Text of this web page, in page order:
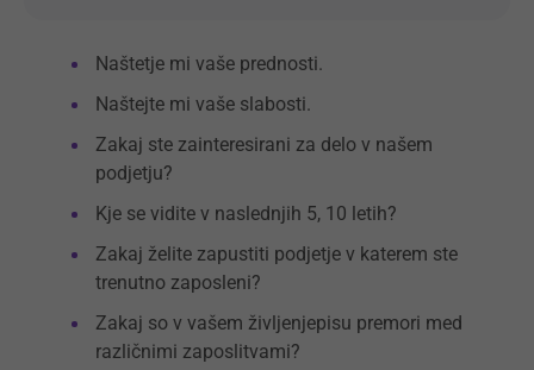
Naštetje mi vaše prednosti.
Naštejte mi vaše slabosti.
Zakaj ste zainteresirani za delo v našem
podjetju?
Kje se vidite v naslednjih 5, 10 letih?
Zakaj želite zapustiti podjetje v katerem ste
trenutno zaposleni?
Zakaj so v vašem življenjepisu premori med
različnimi zaposlitvami?